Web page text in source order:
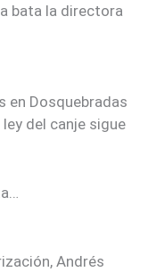
bata la directora
en Dosquebradas
del canje sigue
Andrés